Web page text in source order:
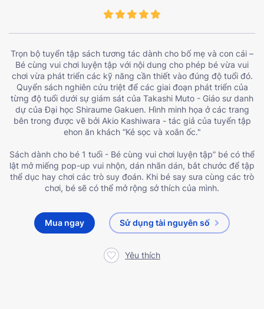
Trọn bộ tuyển tập sách tương tác dành cho bố mẹ và con cái –
Bé cùng vui chơi luyện tập với nội dung cho phép bé vừa vui
chơi vừa phát triển các kỹ năng cần thiết vào đúng độ tuổi đó.
Quyển sách nghiên cứu triệt để các giai đoạn phát triển của
từng độ tuổi dưới sự giám sát của Takashi Muto - Giáo sư danh
dự của Đại học Shiraume Gakuen. Hình minh họa ở các trang
bên trong được vẽ bởi Akio Kashiwara - tác giả của tuyển tập
ehon ăn khách “Kẻ sọc và xoắn ốc."
Sách dành cho bé 1 tuổi - Bé cùng vui chơi luyện tập” bé có thể
lật mở miếng pop-up vui nhộn, dán nhãn dán, bắt chước để tập
thể dục hay chơi các trò suy đoán. Khi bé say sưa cùng các trò
chơi, bé sẽ có thể mở rộng sở thích của mình.
Mua ngay Sử dụng tài nguyên số
Yêu thích